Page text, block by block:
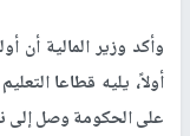
وأكد وزير المالية أن
أولاً، يليه قطاعا
على الحكومة وصل إلى نحو 15 مليار